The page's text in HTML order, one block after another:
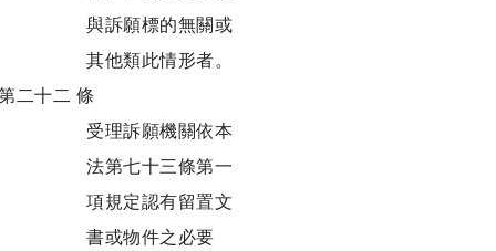
與訴願標的無關或
其他類此情形者。
二十二 條
受理訴願機關依本
法第七十三條第一
項規定認有留置文
書或物件之必要